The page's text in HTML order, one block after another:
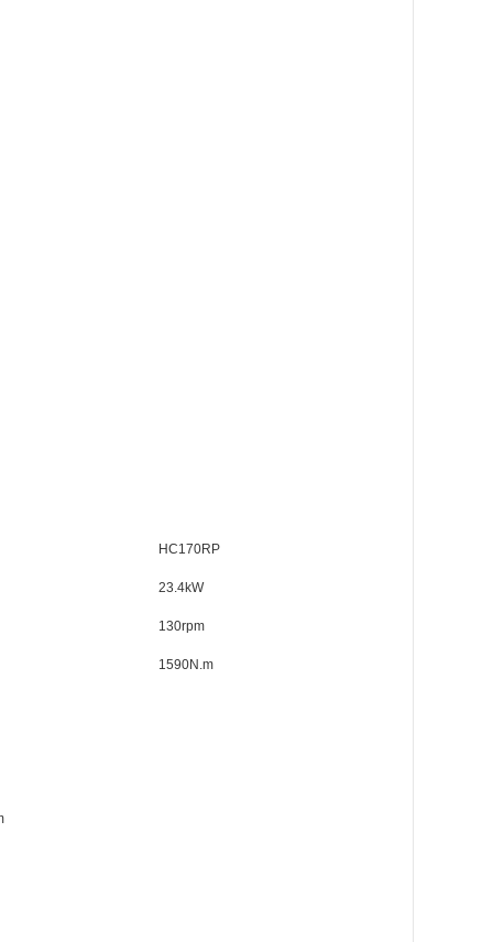
HC170RP
23.4kW
130rpm
1590N.m